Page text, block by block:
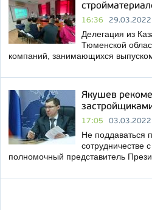
16:36 29.03.2022
Делегация из
Тюменской
компаний, занимающихся
Якушев
17:05 03.03.2022
Не поддаваться
сотрудничестве
полномочный представитель